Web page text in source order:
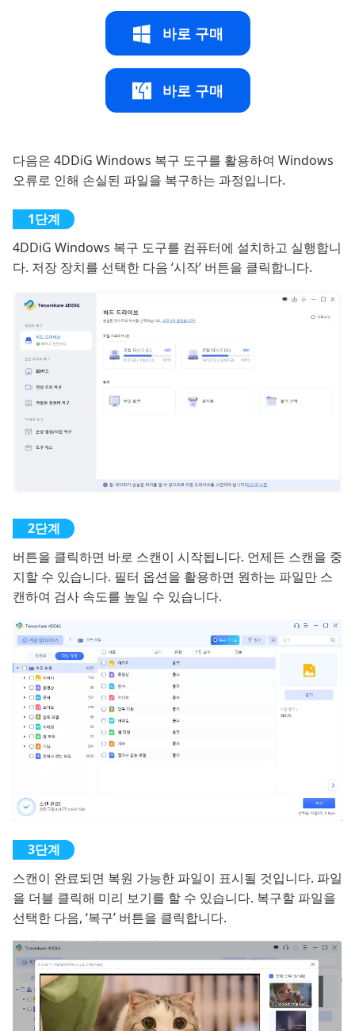
바로 구매
바로 구매
다음은 4DDiG Windows 복구 도구를 활용하여 Windows
오류로 인해 손실된 파일을 복구하는 과정입니다.
4DDiG Windows 복구 도구를 컴퓨터에 설치하고 실행합니
다. 저장 장치를 선택한 다음 ‘시작’ 버튼을 클릭합니다.
버튼을 클릭하면 바로 스캔이 시작됩니다. 언제든 스캔을 중
지할 수 있습니다. 필터 옵션을 활용하면 원하는 파일만 스
캔하여 검사 속도를 높일 수 있습니다.
스캔이 완료되면 복원 가능한 파일이 표시될 것입니다. 파일
을 더블 클릭해 미리 보기를 할 수 있습니다. 복구할 파일을
선택한 다음, ‘복구’ 버튼을 클릭합니다.